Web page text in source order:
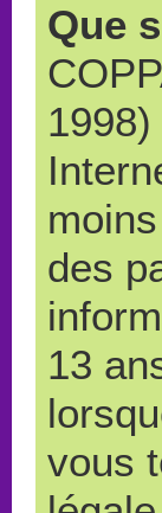
Que
des
13
vous